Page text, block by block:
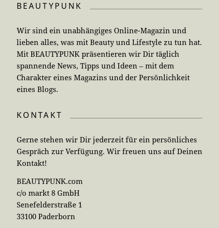
BEAUTYPUNK
Wir sind ein unabhängiges Online-Magazin und
lieben alles, was mit Beauty und Lifestyle zu tun hat.
Mit BEAUTYPUNK präsentieren wir Dir täglich
spannende News, Tipps und Ideen – mit dem
Charakter eines Magazins und der Persönlichkeit
eines Blogs.
KONTAKT
Gerne stehen wir Dir jederzeit für ein persönliches
Gespräch zur Verfügung. Wir freuen uns auf Deinen
Kontakt!
BEAUTYPUNK.com
c/o markt 8 GmbH
Senefelderstraße 1
33100 Paderborn